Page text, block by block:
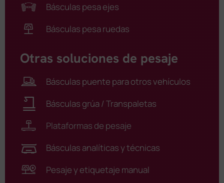
Básculas pesa ejes
Básculas pesa ruedas
Otras soluciones de pesaje
Básculas puente para otros vehículos
Básculas grúa / Transpaletas
Plataformas de pesaje
Básculas analíticas y técnicas
Pesaje y etiquetaje manual